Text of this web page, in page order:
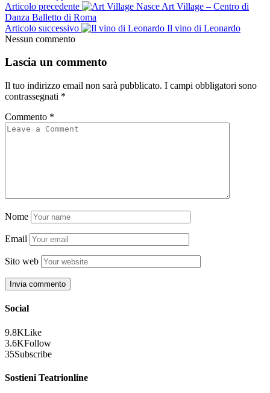
Articolo precedente
Nasce Art Village – Centro di
Danza Balletto di Roma
Articolo successivo
Il vino di Leonardo
Nessun commento
Lascia un commento
Il tuo indirizzo email non sarà pubblicato. I campi obbligatori sono
contrassegnati *
Commento *
Nome
Email
Sito web
Social
9.8KLike
3.6KFollow
35Subscribe
Sostieni Teatrionline